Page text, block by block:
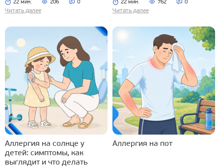
22 мин. 206 0
Читать далее
22 мин. 762 0
Читать далее
Аллергия на солнце у
детей: симптомы, как
выглядит и что делать
Аллергия на пот